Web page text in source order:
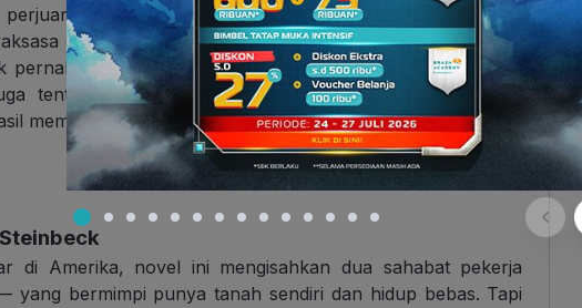
seorang nelayan tua bernama Santiago yang
di tengah samudra. Meski tubuhnya lelah dan usianya
pernah padam. Kisah ini bukan cuma tentang pertarungan
tentang ketekunan, harga diri, dan makna sejati dari
membungkus filosofi hidup dalam kisah sederhana namun
di Amerika, novel ini mengisahkan dua sahabat pekerja
bermimpi punya tanah sendiri dan hidup bebas. Tapi